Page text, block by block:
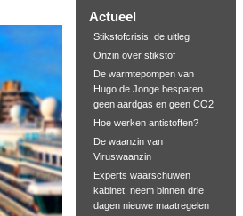
Actueel
Stikstofcrisis, de uitleg
Onzin over stikstof
De warmtepompen van
Hugo de Jonge besparen
geen aardgas en geen CO2
Hoe werken antistoffen?
De waanzin van
Viruswaanzin
Experts waarschuwen
kabinet: neem binnen drie
dagen nieuwe maatregelen